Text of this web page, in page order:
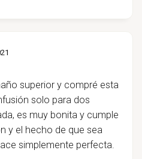
superior y compré esta
solo para dos
es muy bonita y cumple
y el hecho de que sea
simplemente perfecta.